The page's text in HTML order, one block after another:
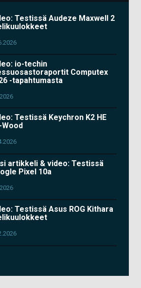
Testissä Audeze Maxwell 2
io-techin
Computex
-tapahtumasta
Testissä Keychron K2 HE
artikkeli & video: Testissä
Pixel 10a
Testissä Asus ROG Kithara